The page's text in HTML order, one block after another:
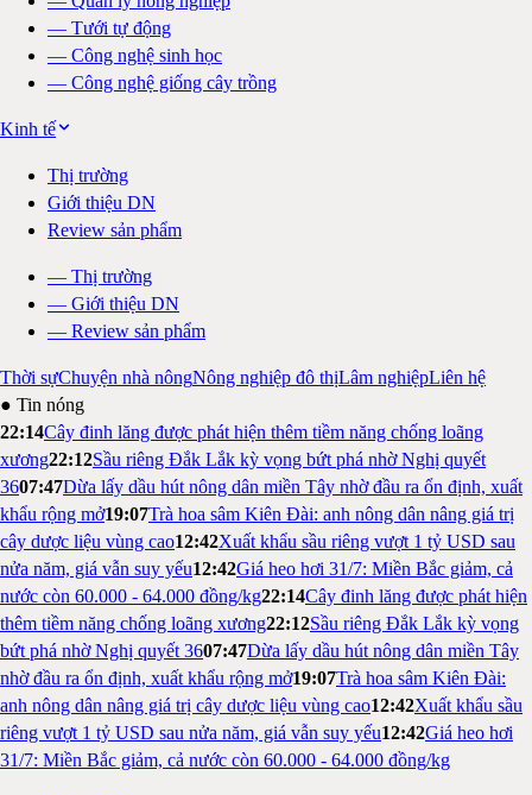
— Tưới tự động
— Công nghệ sinh học
— Công nghệ giống cây trồng
Kinh tế
Thị trường
Giới thiệu DN
Review sản phẩm
— Thị trường
— Giới thiệu DN
— Review sản phẩm
Thời sựChuyện nhà nôngNông nghiệp đô thịLâm nghiệpLiên hệ
● Tin nóng
22:14Cây đinh lăng được phát hiện thêm tiềm năng chống loãng
xương22:12Sầu riêng Đắk Lắk kỳ vọng bứt phá nhờ Nghị quyết
3607:47Dừa lấy dầu hút nông dân miền Tây nhờ đầu ra ổn định, xuất
khẩu rộng mở19:07Trà hoa sâm Kiên Đài: anh nông dân nâng giá trị
cây dược liệu vùng cao12:42Xuất khẩu sầu riêng vượt 1 tỷ USD sau
nửa năm, giá vẫn suy yếu12:42Giá heo hơi 31/7: Miền Bắc giảm, cả
nước còn 60.000 - 64.000 đồng/kg22:14Cây đinh lăng được phát hiện
thêm tiềm năng chống loãng xương22:12Sầu riêng Đắk Lắk kỳ vọng
bứt phá nhờ Nghị quyết 3607:47Dừa lấy dầu hút nông dân miền Tây
nhờ đầu ra ổn định, xuất khẩu rộng mở19:07Trà hoa sâm Kiên Đài:
anh nông dân nâng giá trị cây dược liệu vùng cao12:42Xuất khẩu sầu
riêng vượt 1 tỷ USD sau nửa năm, giá vẫn suy yếu12:42Giá heo hơi
31/7: Miền Bắc giảm, cả nước còn 60.000 - 64.000 đồng/kg